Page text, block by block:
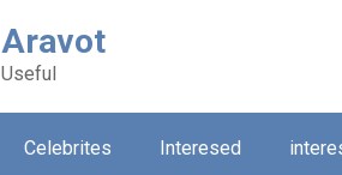
Aravot
Useful
Celebrites Interesed